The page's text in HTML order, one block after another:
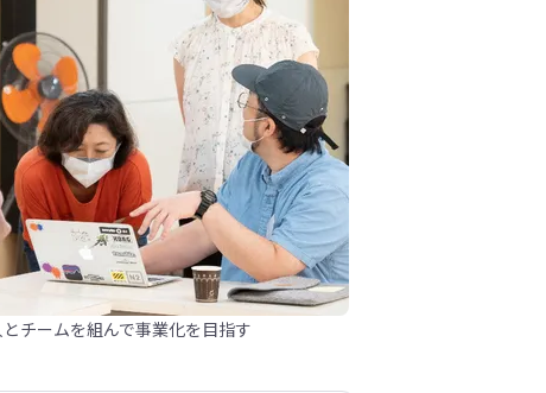
チームを組んで事業化を目指す